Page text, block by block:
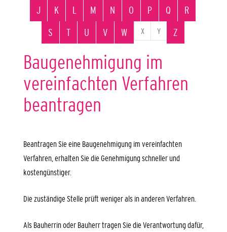
J
K L M N O P Q
R
S
T U V W X Y Z
Baugenehmigung im
vereinfachten Verfahren
beantragen
Beantragen Sie eine Baugenehmigung im vereinfachten
Verfahren, erhalten Sie die Genehmigung schneller und
kostengünstiger.
Die zuständige Stelle prüft weniger als in anderen Verfahren.
Als Bauherrin oder Bauherr tragen Sie die Verantwortung dafür,